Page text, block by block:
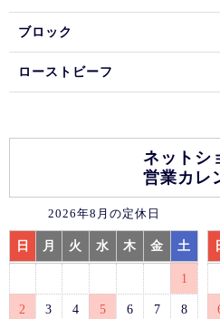
ブロック
ローストビーフ
ネットシ
営業カレ
2026年8月の定休日
日 月 火 水 木 金 土
1
2 3 4 5 6 7 8